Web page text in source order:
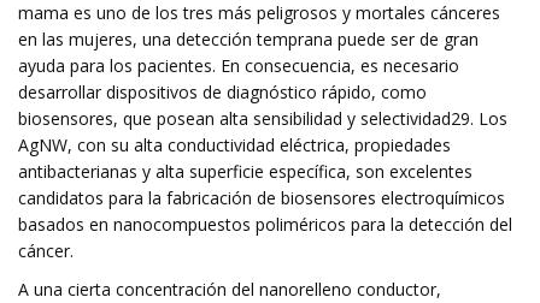
mama es uno de los tres más peligrosos y mortales cánceres
en las mujeres, una detección temprana puede ser de gran
ayuda para los pacientes. En consecuencia, es necesario
desarrollar dispositivos de diagnóstico rápido, como
biosensores, que posean alta sensibilidad y selectividad29. Los
AgNW, con su alta conductividad eléctrica, propiedades
antibacterianas y alta superficie específica, son excelentes
candidatos para la fabricación de biosensores electroquímicos
basados ​​en nanocompuestos poliméricos para la detección del
cáncer.
A una cierta concentración del nanorelleno conductor,